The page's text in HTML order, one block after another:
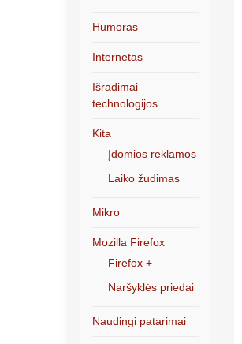
Humoras
Internetas
Išradimai –
technologijos
Kita
Įdomios reklamos
Laiko žudimas
Mikro
Mozilla Firefox
Firefox +
Naršyklės priedai
Naudingi patarimai